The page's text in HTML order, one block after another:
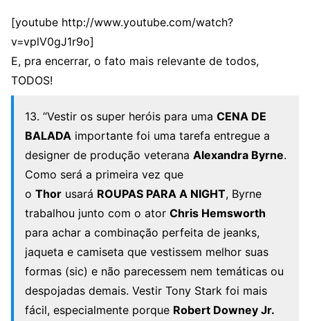
[youtube http://www.youtube.com/watch?
v=vplV0gJ1r9o]
E, pra encerrar, o fato mais relevante de todos,
TODOS!
13. “Vestir os super heróis para uma CENA DE
BALADA importante foi uma tarefa entregue a
designer de produção veterana Alexandra Byrne.
Como será a primeira vez que
o Thor usará ROUPAS PARA A NIGHT, Byrne
trabalhou junto com o ator Chris Hemsworth
para achar a combinação perfeita de jeanks,
jaqueta e camiseta que vestissem melhor suas
formas (sic) e não parecessem nem temáticas ou
despojadas demais. Vestir Tony Stark foi mais
fácil, especialmente porque Robert Downey Jr.